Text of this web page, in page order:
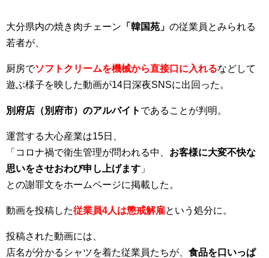
大分県内の焼き肉チェーン 「韓国苑」 の従業員とみられる
若者が、
厨房でソフトクリームを機械から直接口に入れるなどして
遊ぶ様子を映した動画が14日深夜SNSに出回った。
別府店（別府市）のアルバイト であることが判明。
運営する大心産業は15日、
「コロナ禍で衛生管理が問われる中、 お客様に大変不快な
思いをさせおわび申し上げます 」
との謝罪文をホームページに掲載した。
動画を投稿した従業員4人は懲戒解雇という処分に。
投稿された動画には、
店名が分かるシャツを着た従業員たちが、 食品を口いっぱ